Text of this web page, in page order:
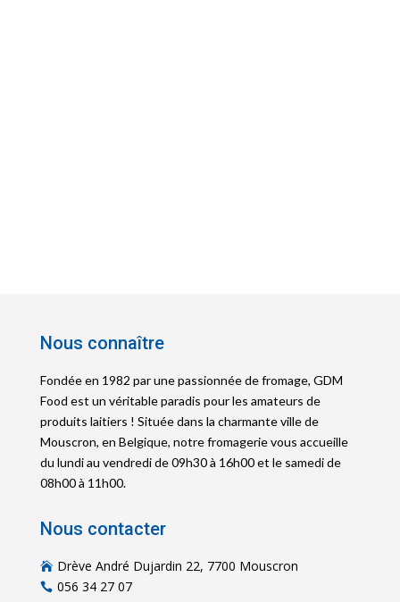
Nous connaître
Fondée en 1982 par une passionnée de fromage, GDM
Food est un véritable paradis pour les amateurs de
produits laitiers ! Située dans la charmante ville de
Mouscron, en Belgique, notre fromagerie vous accueille
du lundi au vendredi de 09h30 à 16h00 et le samedi de
08h00 à 11h00.
Nous contacter
 Drève André Dujardin 22, 7700 Mouscron
 056 34 27 07